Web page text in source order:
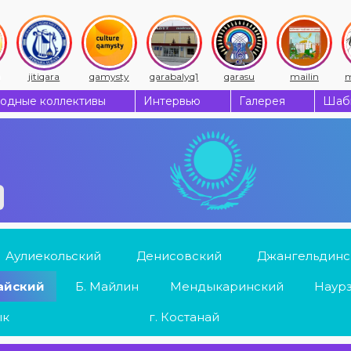
jitiqara qamysty qarabalyq1 qarasu mailin
коллективы Интервью Галерея
Аулиекольский Денисовский
Б. Майлин Мендыкаринский
г. Костанай